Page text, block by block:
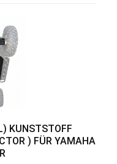
KUNSTSTOFF
) FÜR YAMAHA